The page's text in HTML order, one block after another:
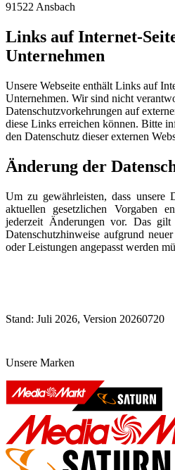
91522 Ansbach
Links auf Internet-
Unternehmen
Unsere Webseite enthält Links auf
Unternehmen. Wir sind nicht
Datenschutzvorkehrungen auf
diese Links erreichen können. Bitte
den Datenschutz dieser externen
Änderung der
Um zu gewährleisten, dass unsere
aktuellen gesetzlichen Vorgaben
jederzeit Änderungen vor. Das
Datenschutzhinweise aufgrund
oder Leistungen angepasst werden
Stand: Juli 2026, Version 20260720
Unsere Marken